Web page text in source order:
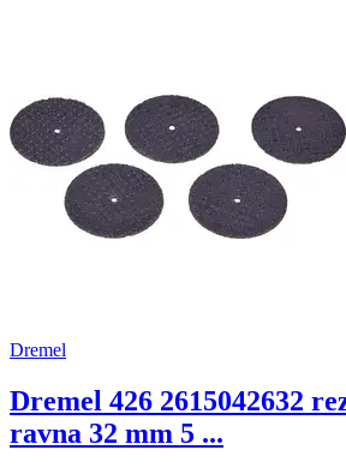
Dremel
Dremel 426 2615042632
ravna 32 mm 5 ...